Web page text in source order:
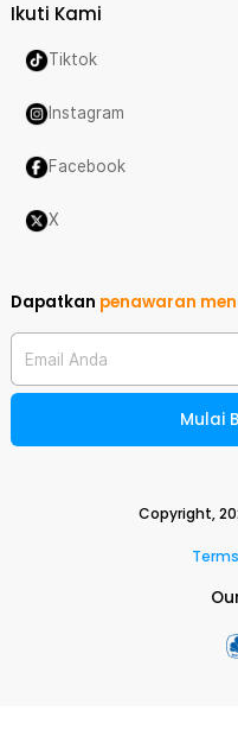
Ikuti Kami
Tiktok
Instagram
Facebook
X
Dapatkan penawaran
Email Anda
Mulai
Copyright,